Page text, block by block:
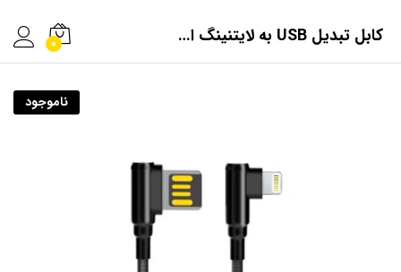
کابل تبدیل USB به لایتنینگ الدینیو مدل LS421 طول 1 متر 0
ناموجود